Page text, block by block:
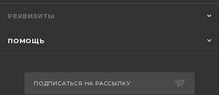
РЕКВИЗИТЫ
ПОМОЩЬ
ПОДПИСАТЬСЯ НА РАССЫЛКУ